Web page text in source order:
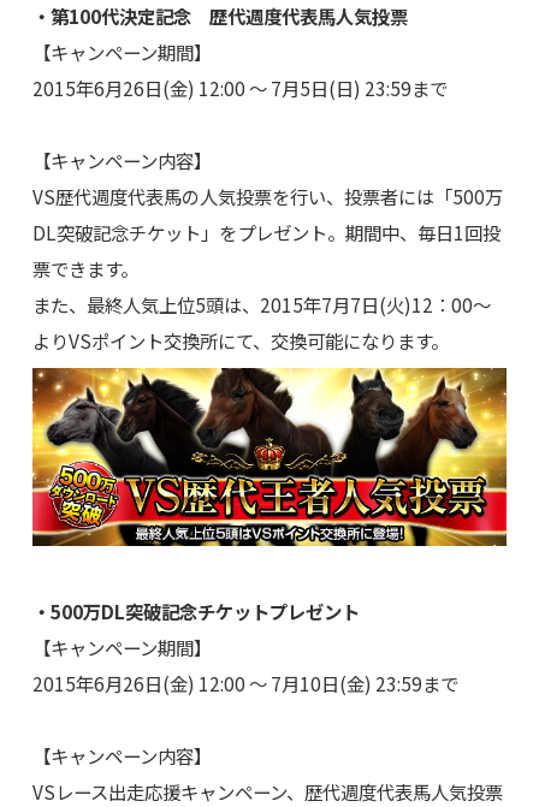
・第100代決定記念 歴代週度代表馬人気投票
【キャンペーン期間】
2015年6月26日(金) 12:00 ～ 7月5日(日) 23:59まで
【キャンペーン内容】
VS歴代週度代表馬の人気投票を行い、投票者には「500万
DL突破記念チケット」をプレゼント。期間中、毎日1回投
票できます。
また、最終人気上位5頭は、2015年7月7日(火)12：00～
よりVSポイント交換所にて、交換可能になります。
・500万DL突破記念チケットプレゼント
【キャンペーン期間】
2015年6月26日(金) 12:00 ～ 7月10日(金) 23:59まで
【キャンペーン内容】
VSレース出走応援キャンペーン、歴代週度代表馬人気投票